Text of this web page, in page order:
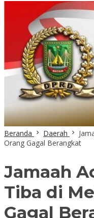
Beranda Daerah
Orang Gagal Berangkat
Jamaah
Tiba di
Gagal